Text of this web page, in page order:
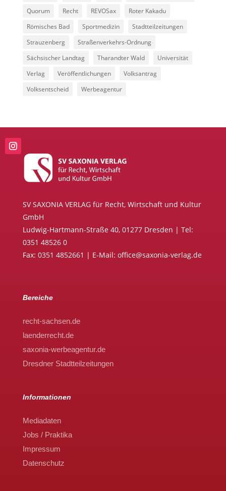
Quorum
Recht REVOSax
Roter Kakadu
Römisches Bad
Sportmedizin
Stadtteilzeitungen
Strauzenberg
Straßenverkehrs-Ordnung
Sächsischer Landtag
Tharandter Wald
Universität
Verlag
Veröffentlichungen
Volksantrag
Volksentscheid
Werbeagentur
SV SAXONIA VERLAG für Recht, Wirtschaft und Kultur
GmbH
Ludwig-Hartmann-Straße 40, 01277 Dresden | Tel:
0351 48526 0
Fax: 0351 4852661 | E-Mail: office@saxonia-verlag.de
Bereiche
recht-sachsen.de
laenderrecht.de
saxonia-werbeagentur.de
Dresdner Stadtteilzeitungen
Informationen
Mediadaten
Jobs / Praktika
Impressum
Datenschutz